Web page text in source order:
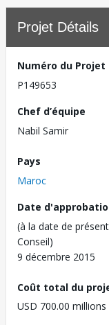
Projet Détails
Numéro du Projet
P149653
Chef d’équipe
Nabil Samir
Pays
Maroc
Date
(à la date de
Conseil)
9 décembre 2015
Coût total du
USD 700.00 millions